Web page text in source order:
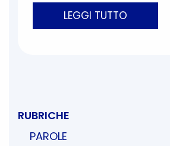
LEGGI TUTTO
RUBRICHE
PAROLE